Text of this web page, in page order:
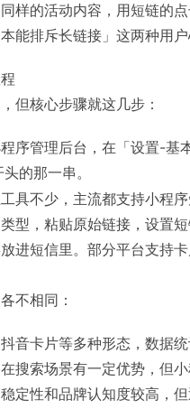
样的活动内容，用短链的
能排斥长链接」这两种用户
但核心步骤就这几步：
序管理后台，在「设置-基
头的那一串。
工具不少，主流都支持小程
型，粘贴原始链接，设置
进短信里。部分平台支持
不相同：
音卡片等多种形态，数据
搜索场景有一定优势，但小
定性和品牌认知度较高，但